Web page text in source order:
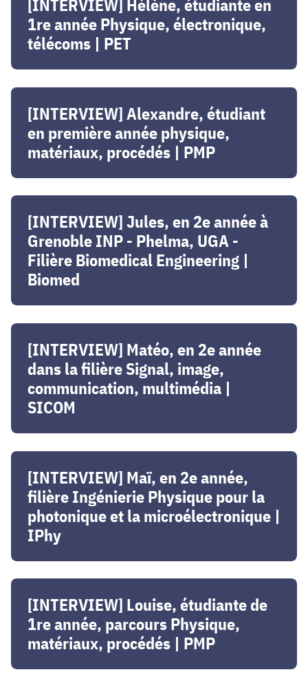
étudiante
1re
année
Physique,
télécoms
PET
[INTERVIEW] Hélène, étudiante en
1re année Physique, électronique,
télécoms | PET
[INTERVIEW]
Alexandre,
étudiant
première
année
physique,
procédés
PMP
[INTERVIEW] Alexandre, étudiant
en première année physique,
matériaux, procédés | PMP
[INTERVIEW]
Jules,
année
Grenoble
Phelma,
UGA
Filière
Biomedical
Engineering
|
Biomed
[INTERVIEW] Jules, en 2e année à
Grenoble INP - Phelma, UGA -
Filière Biomedical Engineering |
Biomed
[INTERVIEW]
Matéo,
année
dans
la
image,
communication,
multimédia
SICOM
[INTERVIEW] Matéo, en 2e année
dans la filière Signal, image,
communication, multimédia |
SICOM
[INTERVIEW]
Maï,
année,
filière
Ingénierie
Physique
photonique
microélectronique
[INTERVIEW] Maï, en 2e année,
filière Ingénierie Physique pour la
photonique et la microélectronique |
IPhy
[INTERVIEW]
Louise,
étudiante
1re
année,
[INTERVIEW] Louise, étudiante de
1re année, parcours Physique,
matériaux, procédés | PMP